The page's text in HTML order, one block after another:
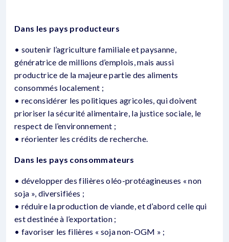
Dans les pays producteurs
• soutenir l’agriculture familiale et paysanne,
génératrice de millions d’emplois, mais aussi
productrice de la majeure partie des aliments
consommés localement ;
• reconsidérer les politiques agricoles, qui doivent
prioriser la sécurité alimentaire, la justice sociale, le
respect de l’environnement ;
• réorienter les crédits de recherche.
Dans les pays consommateurs
• développer des filières oléo-protéagineuses « non
soja », diversifiées ;
• réduire la production de viande, et d’abord celle qui
est destinée à l’exportation ;
• favoriser les filières « soja non-OGM » ;